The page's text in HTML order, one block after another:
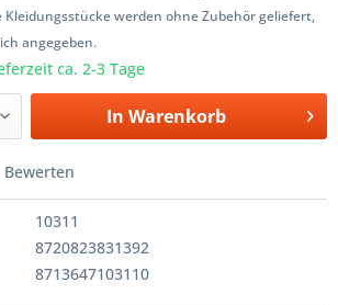
Kleidungsstücke werden ohne Zubehör geliefert,
angegeben.
ca. 2-3 Tage
In Warenkorb
Bewerten
10311
8720823831392
8713647103110